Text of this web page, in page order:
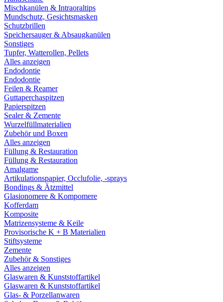
Mischkanülen & Intraoraltips
Mundschutz, Gesichtsmasken
Schutzbrillen
Speichersauger & Absaugkanülen
Sonstiges
Tupfer, Watterollen, Pellets
Alles anzeigen
Endodontie
Endodontie
Feilen & Reamer
Guttaperchaspitzen
Papierspitzen
Sealer & Zemente
Wurzelfüllmaterialien
Zubehör und Boxen
Alles anzeigen
Füllung & Restauration
Füllung & Restauration
Amalgame
Artikulationspapier, Occlufolie, -sprays
Bondings & Ätzmittel
Glasionomere & Kompomere
Kofferdam
Komposite
Matrizensysteme & Keile
Provisorische K + B Materialien
Stiftsysteme
Zemente
Zubehör & Sonstiges
Alles anzeigen
Glaswaren & Kunststoffartikel
Glaswaren & Kunststoffartikel
Glas- & Porzellanwaren